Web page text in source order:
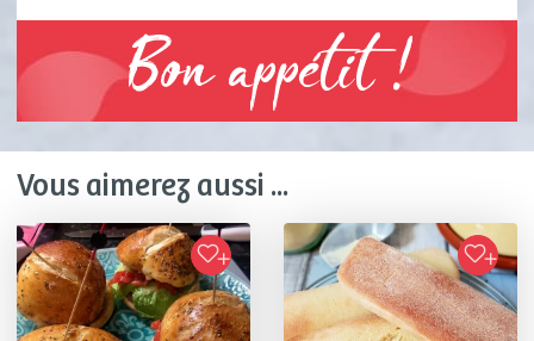
Bon appétit !
Vous aimerez aussi ...